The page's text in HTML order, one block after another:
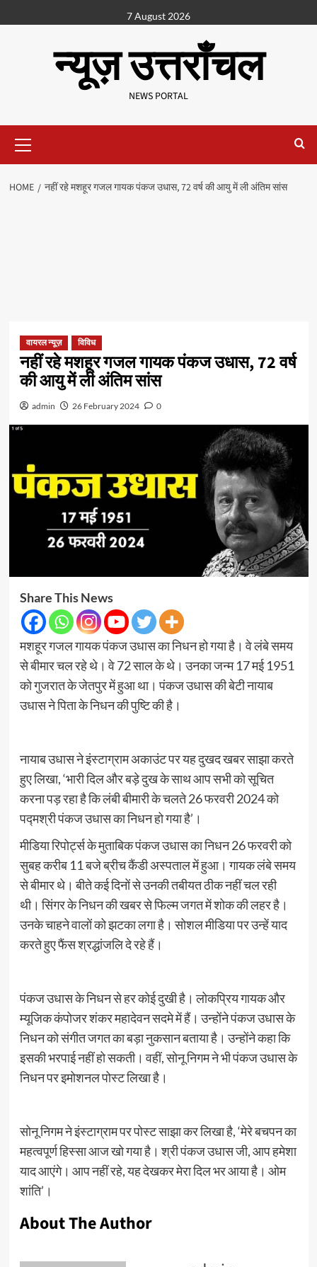
7 August 2026
न्यूज़ उत्तराँचल
NEWS PORTAL
HOME नहीं रहे मशहूर गजल गायक पंकज उधास, 72 वर्ष की आयु में ली अंतिम सांस
वायरल न्यूज़ विविध
नहीं रहे मशहूर गजल गायक पंकज उधास, 72 वर्ष
की आयु में ली अंतिम सांस
admin 26 February 2024 0
Share This News
मशहूर गजल गायक पंकज उधास का निधन हो गया है। वे लंबे समय
से बीमार चल रहे थे। वे 72 साल के थे। उनका जन्म 17 मई 1951
को गुजरात के जेतपुर में हुआ था। पंकज उधास की बेटी नायाब
उधास ने पिता के निधन की पुष्टि की है।
नायाब उधास ने इंस्टाग्राम अकाउंट पर यह दुखद खबर साझा करते
हुए लिखा, ‘भारी दिल और बड़े दुख के साथ आप सभी को सूचित
करना पड़ रहा है कि लंबी बीमारी के चलते 26 फरवरी 2024 को
पद्मश्री पंकज उधास का निधन हो गया है’।
मीडिया रिपोर्ट्स के मुताबिक पंकज उधास का निधन 26 फरवरी को
सुबह करीब 11 बजे ब्रीच कैंडी अस्पताल में हुआ। गायक लंबे समय
से बीमार थे। बीते कई दिनों से उनकी तबीयत ठीक नहीं चल रही
थी। सिंगर के निधन की खबर से फिल्म जगत में शोक की लहर है।
उनके चाहने वालों को झटका लगा है। सोशल मीडिया पर उन्हें याद
करते हुए फैंस श्रद्धांजलि दे रहे हैं।
पंकज उधास के निधन से हर कोई दुखी है। लोकप्रिय गायक और
म्यूजिक कंपोजर शंकर महादेवन सदमे में हैं। उन्होंने पंकज उधास के
निधन को संगीत जगत का बड़ा नुकसान बताया है। उन्होंने कहा कि
इसकी भरपाई नहीं हो सकती। वहीं, सोनू निगम ने भी पंकज उधास के
निधन पर इमोशनल पोस्ट लिखा है।
सोनू निगम ने इंस्टाग्राम पर पोस्ट साझा कर लिखा है, ‘मेरे बचपन का
महत्वपूर्ण हिस्सा आज खो गया है। श्री पंकज उधास जी, आप हमेशा
याद आएंगे। आप नहीं रहे, यह देखकर मेरा दिल भर आया है। ओम
शांति’।
About The Author